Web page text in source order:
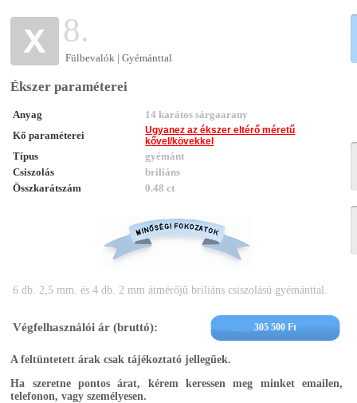
8.
Fülbevalók | Gyémánttal
Ékszer paraméterei
Anyag
14 karátos sárgaarany
Kő paraméterei
Ugyanez az ékszer eltérő méretű
kővel/kövekkel
Típus
gyémánt
Csiszolás
briliáns
Összkarátszám
0.48 ct
6 db. 2,5 mm. és 4 db. 2 mm átmérőjű briliáns csiszolású gyémánttal.
Végfelhasználói ár (bruttó): 305 500 Ft
A feltüntetett árak csak tájékoztató jellegűek.
Ha szeretne pontos árat, kérem keressen meg minket emailen,
telefonon, vagy személyesen.